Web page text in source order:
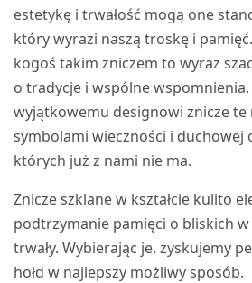
estetykę i trwałość mogą one
który wyrazi naszą troskę i
kogoś takim zniczem to wyraz
o tradycje i wspólne wspomnienia.
wyjątkowemu designowi znicze te
symbolami wieczności i duchowej
których już z nami nie ma.
Znicze szklane w kształcie kulito
podtrzymanie pamięci o bliskich
trwały. Wybierając je, zyskujemy
hołd w najlepszy możliwy sposób.